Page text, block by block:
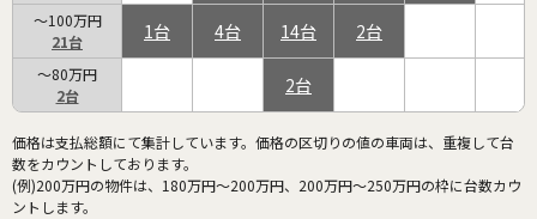
～100万円
21
1 4 14 2
～80万円
2
2
価格は支払総額にて集計しています。価格の区切りの値の車両は、重複して台
数をカウントしております。
(例)200万円の物件は、180万円～200万円、200万円～250万円の枠に台数カウ
ントします。